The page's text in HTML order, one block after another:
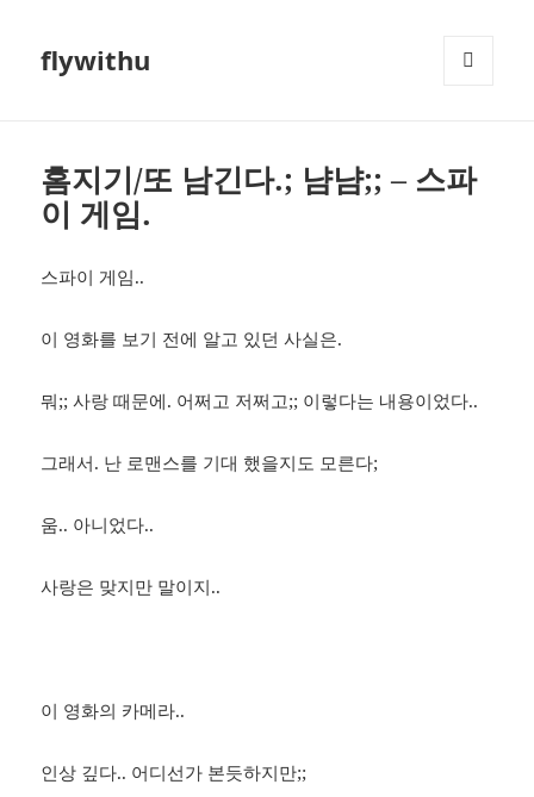
flywithu
홈지기/또 남긴다.; 냠냠;; – 스파
이 게임.
스파이 게임..
이 영화를 보기 전에 알고 있던 사실은.
뭐;; 사랑 때문에. 어쩌고 저쩌고;; 이렇다는 내용이었다..
그래서. 난 로맨스를 기대 했을지도 모른다;
움.. 아니었다..
사랑은 맞지만 말이지..
이 영화의 카메라..
인상 깊다.. 어디선가 본듯하지만;;